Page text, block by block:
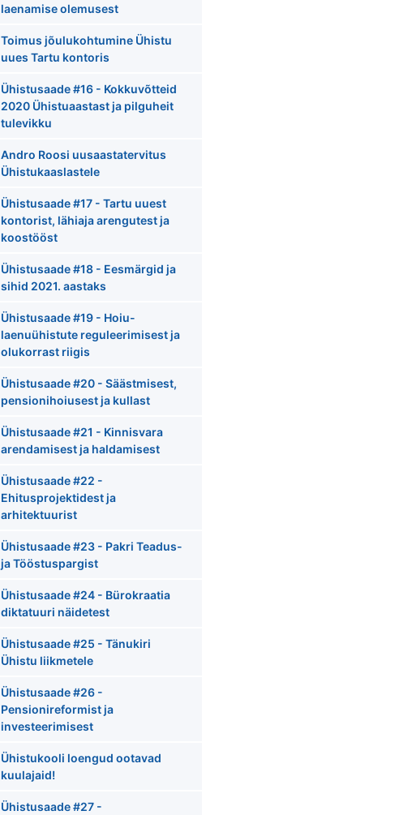
laenamise olemusest
Toimus jõulukohtumine Ühistu
uues Tartu kontoris
Ühistusaade #16 - Kokkuvõtteid
2020 Ühistuaastast ja pilguheit
tulevikku
Andro Roosi uusaastatervitus
Ühistukaaslastele
Ühistusaade #17 - Tartu uuest
kontorist, lähiaja arengutest ja
koostööst
Ühistusaade #18 - Eesmärgid ja
sihid 2021. aastaks
Ühistusaade #19 - Hoiu-
laenuühistute reguleerimisest ja
olukorrast riigis
Ühistusaade #20 - Säästmisest,
pensionihoiusest ja kullast
Ühistusaade #21 - Kinnisvara
arendamisest ja haldamisest
Ühistusaade #22 -
Ehitusprojektidest ja
arhitektuurist
Ühistusaade #23 - Pakri Teadus-
ja Tööstuspargist
Ühistusaade #24 - Bürokraatia
diktatuuri näidetest
Ühistusaade #25 - Tänukiri
Ühistu liikmetele
Ühistusaade #26 -
Pensionireformist ja
investeerimisest
Ühistukooli loengud ootavad
kuulajaid!
Ühistusaade #27 -